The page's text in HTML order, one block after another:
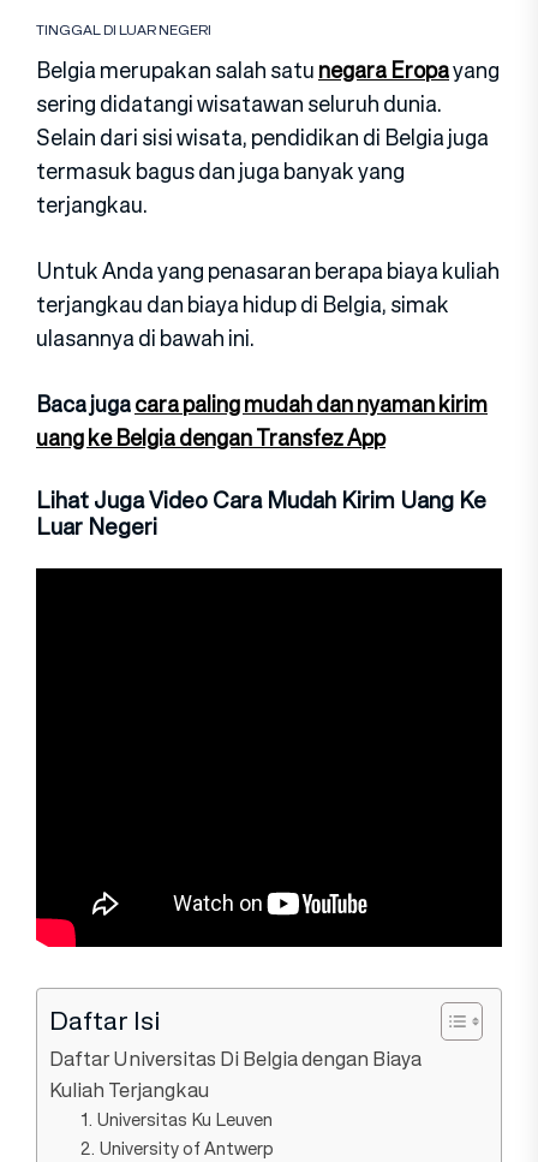
TINGGAL DI LUAR NEGERI
Belgia merupakan salah satunegara Eropayang
sering didatangi wisatawan seluruh dunia.
Selain dari sisi wisata, pendidikan di Belgia juga
termasuk bagus dan juga banyak yang
terjangkau.
Untuk Anda yang penasaran berapa biaya kuliah
terjangkau dan biaya hidup di Belgia, simak
ulasannya di bawah ini.
Baca jugacara paling mudah dan nyaman kirim
uang ke Belgia dengan Transfez App
Lihat Juga Video Cara Mudah Kirim Uang Ke
Luar Negeri
Daftar Isi
Daftar Universitas Di Belgia dengan Biaya
Kuliah Terjangkau
1. Universitas Ku Leuven
2. University of Antwerp